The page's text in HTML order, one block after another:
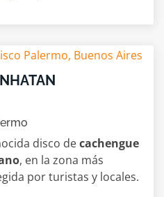
disco decachengue
, en la zona más
por turistas y locales.